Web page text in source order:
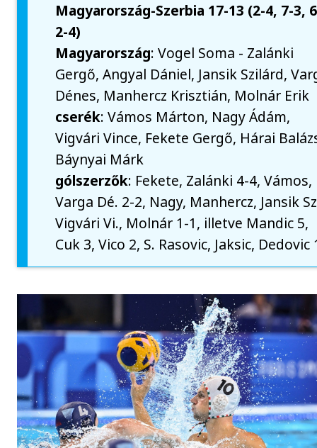
Magyarország-Szerbia 17-13 (2-4, 7-3,
2-4)
Magyarország: Vogel Soma - Zalánki
Gergő, Angyal Dániel, Jansik Szilárd,
Dénes, Manhercz Krisztián, Molnár Erik
cserék: Vámos Márton, Nagy Ádám,
Vigvári Vince, Fekete Gergő, Hárai
Báynyai Márk
gólszerzők: Fekete, Zalánki 4-4, Vámos,
Varga Dé. 2-2, Nagy, Manhercz, Jansik
Vigvári Vi., Molnár 1-1, illetve Mandic 5,
Cuk 3, Vico 2, S. Rasovic, Jaksic, Dedovic